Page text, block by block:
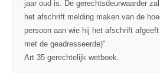
jaar oud is. De gerechtsdeurwaarder
het afschrift melding maken van de
persoon aan wie hij het afschrift
met de geadresseerde)"
Art 35 gerechtelijk wetboek.